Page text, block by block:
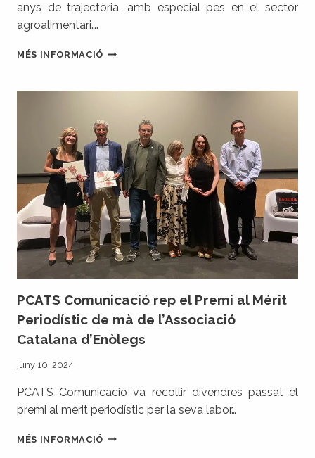
anys de trajectòria, amb especial pes en el sector
agroalimentari….
MÉS INFORMACIÓPCATS
VINT
DE
TRAJECTÒRIA
PCATS Comunicació rep el Premi al Mérit
Periodístic de mà de l’Associació
Catalana d’Enòlegs
juny 10, 2024
PCATS Comunicació va recollir divendres passat el
premi al mèrit periodístic per la seva labor…
MÉS INFORMACIÓPCATS